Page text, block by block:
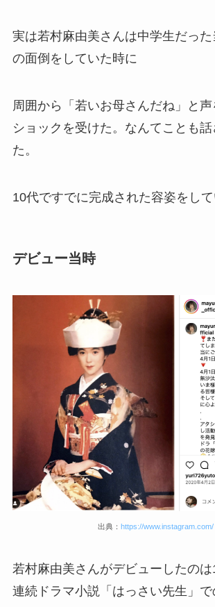
実は若村麻由美さんは中学生だっ
の面倒をしていた時に
周囲から「若いお母さんだね」と声
ショックを受けた。なんてことも
た。
10代ですでに完成された容姿をして
デビュー当時
出典： https://www.instagram.com/
若村麻由美さんがデビューしたの
連続ドラマ小説「はっさい先生」で